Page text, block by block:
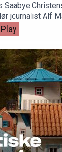
Saabye
journalist Alf
Play